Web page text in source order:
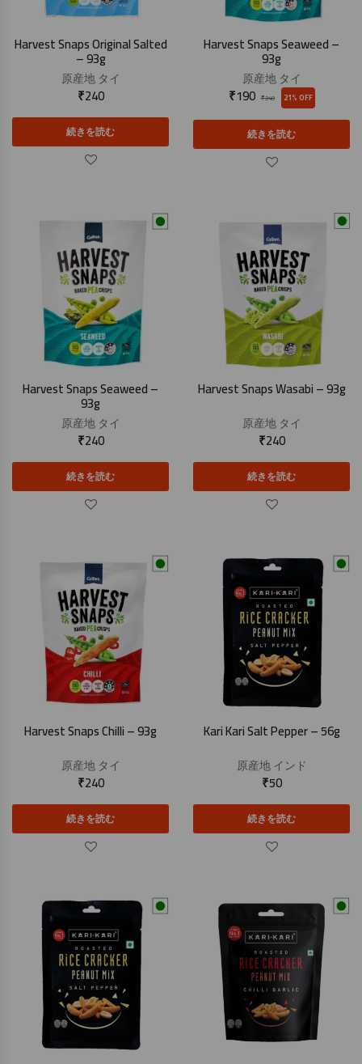
Harvest Snaps Original Salted
– 93g
原産地タイ
₹240
続きを読む
Harvest Snaps Seaweed –
93g
原産地タイ
₹240
₹190 21% OFF
続きを読む
Harvest Snaps Seaweed –
93g
原産地タイ
₹240
続きを読む
Harvest Snaps Wasabi – 93g
原産地タイ
₹240
続きを読む
Harvest Snaps Chilli – 93g
原産地タイ
₹240
続きを読む
Kari Kari Salt Pepper – 56g
原産地インド
₹50
続きを読む